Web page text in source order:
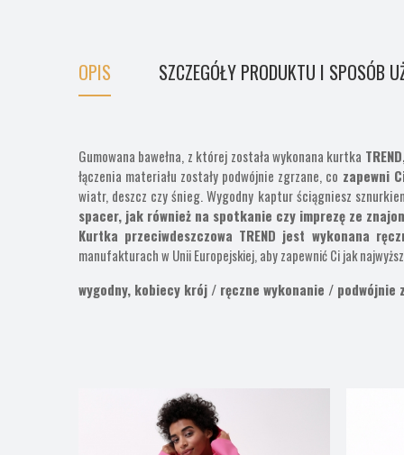
OPIS SZCZEGÓŁY PRODUKTU I SPOSÓB
Gumowana bawełna, z której została wykonana kurtka
łączenia materiału zostały podwójnie zgrzane, co zapewni
wiatr, deszcz czy śnieg. Wygodny kaptur ściągniesz
spacer, jak również na spotkanie czy imprezę ze
Kurtka przeciwdeszczowa TREND jest wykonana
manufakturach w Unii Europejskiej, aby zapewnić Ci jak
wygodny, kobiecy krój / ręczne wykonanie / podwójnie